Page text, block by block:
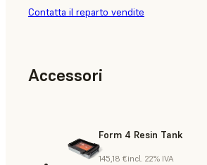
Contatta il reparto vendite
Accessori
Form 4 Resin Tank
145,18 €incl. 22% IVA